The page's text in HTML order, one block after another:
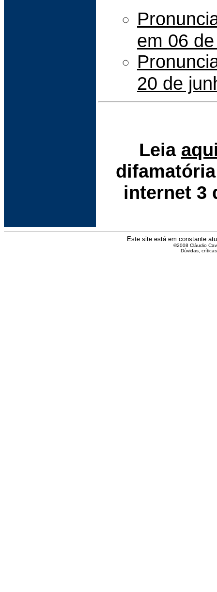
em 06
20 de
Leia
internet 3
Este site está em constante
©2008 Cláudio
Dúvidas,